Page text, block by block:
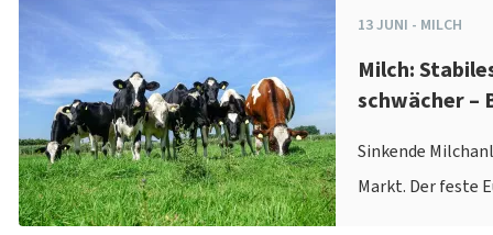
13JUNI - MILCH
Milch:
schwächer –
Sinkende
Markt. Der feste